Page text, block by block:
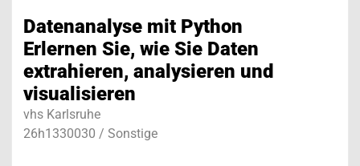
Datenanalyse mit Python
Erlernen Sie, wie Sie Daten
extrahieren, analysieren und
visualisieren
vhs Karlsruhe
26h1330030 / Sonstige